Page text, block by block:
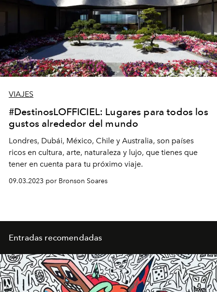
VIAJES
#DestinosLOFFICIEL: Lugares para todos los
gustos alrededor del mundo
Londres, Dubái, México, Chile y Australia, son países
ricos en cultura, arte, naturaleza y lujo, que tienes que
tener en cuenta para tu próximo viaje.
09.03.2023 por Bronson Soares
Entradas recomendadas